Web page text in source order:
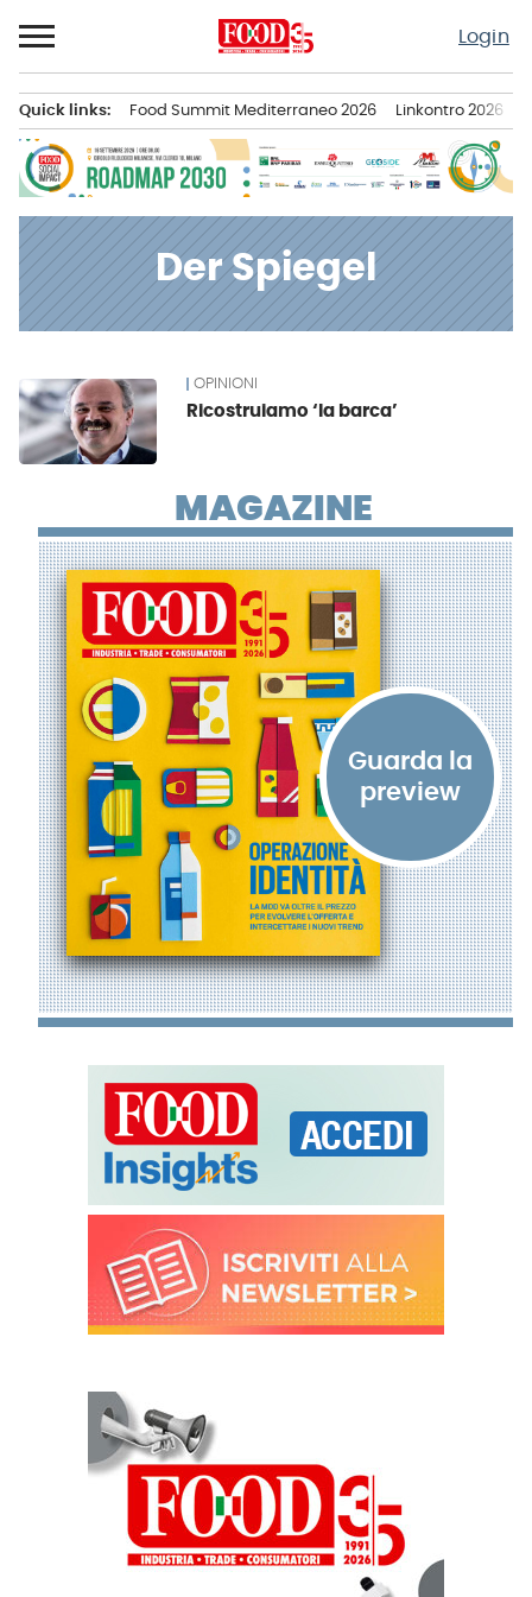
al
contenuto
Login
principale
Quick links: Food Summit Mediterraneo 2026 Linkontro 2026
Der Spiegel
News OPINIONI
Ricostruiamo ‘la barca’
MAGAZINE